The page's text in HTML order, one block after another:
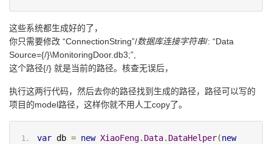
这些系统都生成好的了，
你只需要修改 “ConnectionString”/数据库连接字符串/: “Data
Source={/}\MonitoringDoor.db3;”,
这个路径{/} 就是当前的路径。核查无误后，
执行这两行代码，然后去你的路径找到生成的路径，路径可以写的
项目的model路径，这样你就不用人工copy了。
var db = new XiaoFeng. Data. DataHelper(new